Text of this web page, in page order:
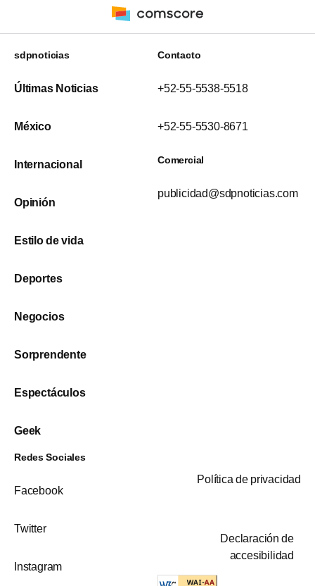
sdpnoticias
Últimas Noticias
México
Internacional
Opinión
Estilo de vida
Deportes
Negocios
Sorprendente
Espectáculos
Geek
Contacto
+52-55-5538-5518
+52-55-5530-8671
Comercial
publicidad@sdpnoticias.com
Redes Sociales
Facebook
Twitter
Instagram
Política de privacidad
Declaración de
accesibilidad